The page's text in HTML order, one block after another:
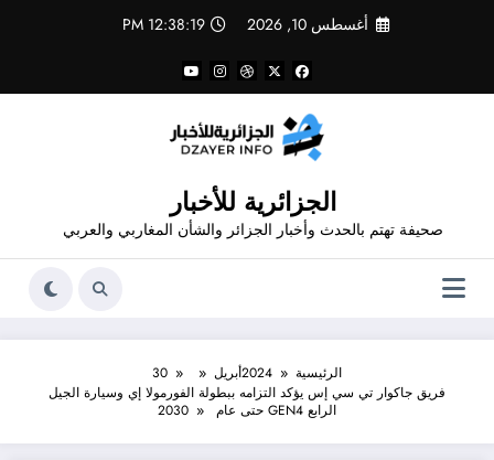
أغسطس 10, 2026 12:38:20 PM
الجزائرية للأخبار
صحيفة تهتم بالحدث وأخبار الجزائر والشأن المغاربي والعربي
الرئيسية 2024أبريل
30
فريق جاكوار تي سي إس يؤكد التزامه ببطولة الفورمولا إي وسيارة الجيل
الرابع GEN4 حتى عام 2030